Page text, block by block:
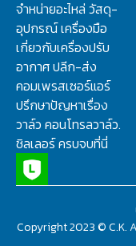
จำหน่ายอะไหล่ วัสดุ-
อุปกรณ์ เครื่องมือ
เกี่ยวกับเครื่องปรับ
อากาศ ปลีก-ส่ง
คอมเพรสเซอร์แอร์
ปรึกษาปัญหาเรื่อง
วาล์ว คอนโทรลวาล์ว.
ชิลเลอร์ ครบจบที่นี่
Copyright 2023 © C.K.